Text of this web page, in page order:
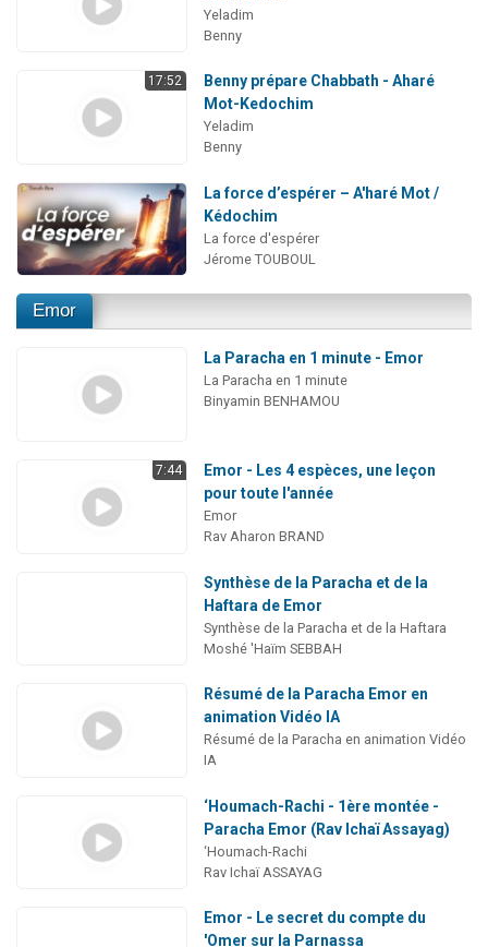
Yeladim
Benny
17:52
Benny prépare Chabbath - Aharé
Mot-Kedochim
Yeladim
Benny
La force d’espérer – A'haré Mot /
Kédochim
La force d'espérer
Jérome TOUBOUL
Emor
La Paracha en 1 minute - Emor
La Paracha en 1 minute
Binyamin BENHAMOU
7:44
Emor - Les 4 espèces, une leçon
pour toute l'année
Emor
Rav Aharon BRAND
Synthèse de la Paracha et de la
Haftara de Emor
Synthèse de la Paracha et de la Haftara
Moshé 'Haïm SEBBAH
Résumé de la Paracha Emor en
animation Vidéo IA
Résumé de la Paracha en animation Vidéo
IA
‘Houmach-Rachi - 1ère montée -
Paracha Emor (Rav Ichaï Assayag)
‘Houmach-Rachi
Rav Ichaï ASSAYAG
Emor - Le secret du compte du
'Omer sur la Parnassa